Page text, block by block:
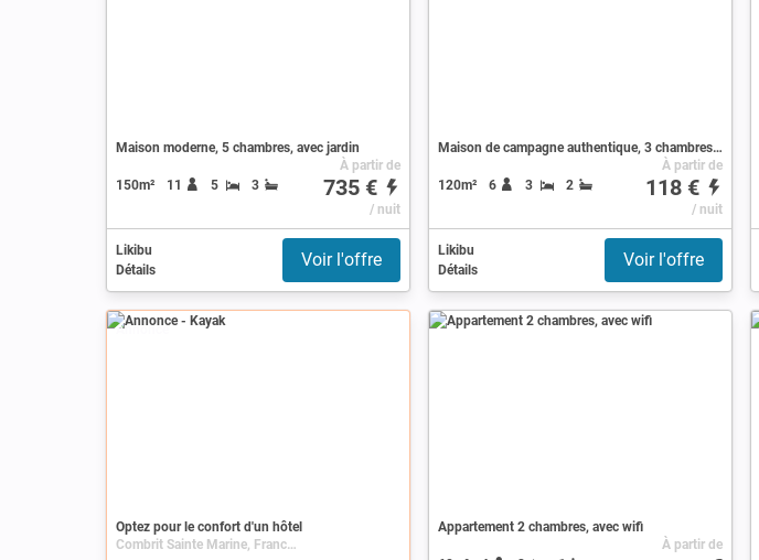
Maison moderne, 5 chambres, avec jardin
150m² 11 5 3
À partir de
735 €
/ nuit
Likibu
Détails
Voir l'offre
Maison de campagne authentique, 3 chambres, avec wifi
120m² 6 3 2
À partir de
118 €
/ nuit
Likibu
Détails
Voir l'offre
Annonce
Optez pour le confort d'un hôtel
Combrit Sainte Marine, France, Bretagne, Finistère
Appartement 2 chambres, avec wifi
À partir de